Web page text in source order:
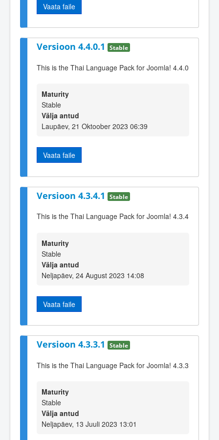
Vaata faile
Versioon 4.4.0.1 Stable
This is the Thai Language Pack for Joomla! 4.4.0
Maturity
Stable
Välja antud
Laupäev, 21 Oktoober 2023 06:39
Vaata faile
Versioon 4.3.4.1 Stable
This is the Thai Language Pack for Joomla! 4.3.4
Maturity
Stable
Välja antud
Neljapäev, 24 August 2023 14:08
Vaata faile
Versioon 4.3.3.1 Stable
This is the Thai Language Pack for Joomla! 4.3.3
Maturity
Stable
Välja antud
Neljapäev, 13 Juuli 2023 13:01